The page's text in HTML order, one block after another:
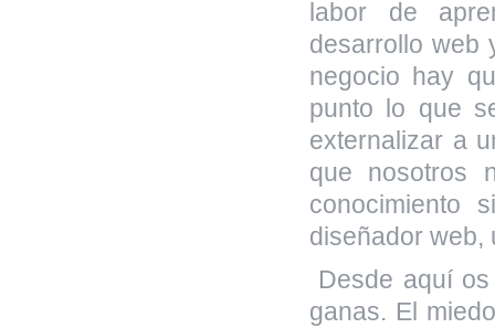
labor de
desarrollo web
negocio hay
punto lo que
externalizar a
que nosotros
conocimiento
diseñador web,
Desde aquí
ganas. El